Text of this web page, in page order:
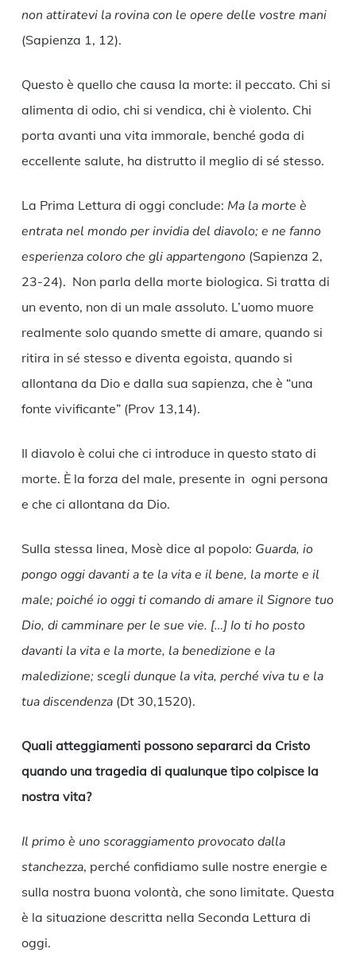
non attiratevi la rovina con le opere delle vostre mani
(Sapienza 1, 12).
Questo è quello che causa la morte: il peccato. Chi si
alimenta di odio, chi si vendica, chi è violento. Chi
porta avanti una vita immorale, benché goda di
eccellente salute, ha distrutto il meglio di sé stesso.
La Prima Lettura di oggi conclude: Ma la morte è
entrata nel mondo per invidia del diavolo; e ne fanno
esperienza coloro che gli appartengono(Sapienza 2,
23-24). Non parla della morte biologica. Si tratta di
un evento, non di un male assoluto. L’uomo muore
realmente solo quando smette di amare, quando si
ritira in sé stesso e diventa egoista, quando si
allontana da Dio e dalla sua sapienza, che è “una
fonte vivificante” (Prov 13,14).
Il diavolo è colui che ci introduce in questo stato di
morte. È la forza del male, presente in ogni persona
e che ci allontana da Dio.
Sulla stessa linea, Mosè dice al popolo: Guarda, io
pongo oggi davanti a te la vita e il bene, la morte e il
male; poiché io oggi ti comando di amare il Signore tuo
Dio, di camminare per le sue vie. […] Io ti ho posto
davanti la vita e la morte, la benedizione e la
maledizione; scegli dunque la vita, perché viva tu e la
tua discendenza(Dt 30,1520).
Quali atteggiamenti possono separarci da Cristo
quando una tragedia di qualunque tipo colpisce la
nostra vita?
Il primo è uno scoraggiamento provocato dalla
stanchezza, perché confidiamo sulle nostre energie e
sulla nostra buona volontà, che sono limitate. Questa
è la situazione descritta nella Seconda Lettura di
oggi.